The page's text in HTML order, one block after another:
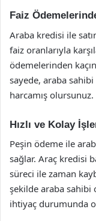
Faiz
Araba kredisi ile
faiz oranlarıyla
ödemelerinden
sayede, araba
harcamış olursunuz.
Hızlı ve Kolay
Peşin ödeme ile
sağlar. Araç kredisi
süreci ile zaman
şekilde araba
ihtiyaç durumunda